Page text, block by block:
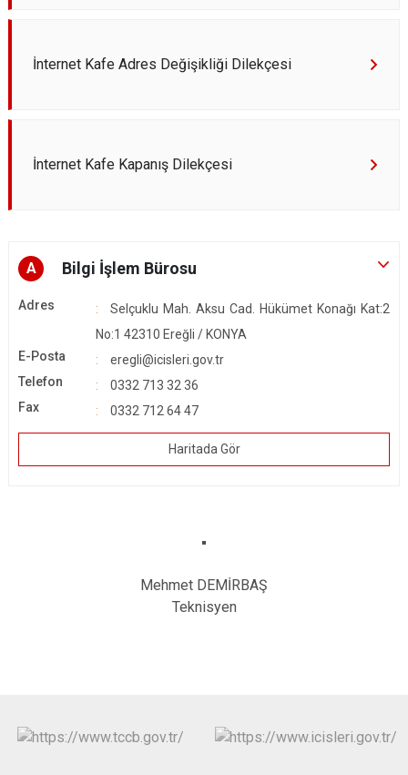
İnternet Kafe Adres Değişikliği Dilekçesi
İnternet Kafe Kapanış Dilekçesi
A Bilgi İşlem Bürosu
Adres
Selçuklu Mah. Aksu Cad. Hükümet Konağı Kat:2
No:1 42310 Ereğli / KONYA
E-Posta
eregli@icisleri.gov.tr
Telefon
0332 713 32 36
Fax
0332 712 64 47
Haritada Gör
Mehmet DEMİRBAŞ
Teknisyen